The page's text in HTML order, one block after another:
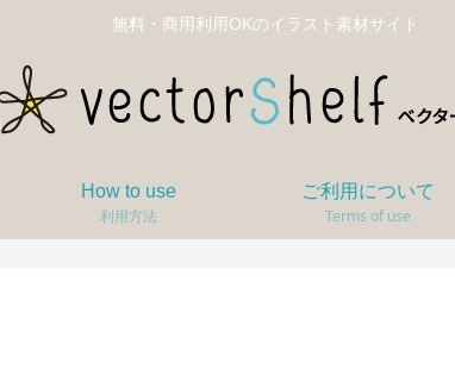
無料・商用利用OKのイラスト素材サイト
How to use
利用方法
ご利用について
Terms of use